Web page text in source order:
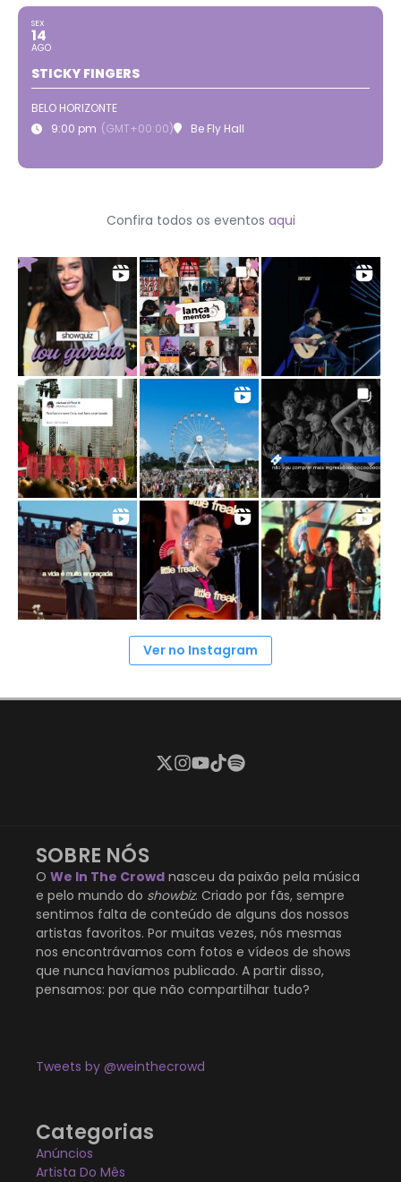
SEX
14
AGO
STICKY FINGERS
BELO HORIZONTE
9:00 pm (GMT+00:00) Be Fly Hall
Confira todos os eventos aqui
Ver no Instagram
SOBRE NÓS
O We In The Crowd nasceu da paixão pela música
e pelo mundo do showbiz. Criado por fãs, sempre
sentimos falta de conteúdo de alguns dos nossos
artistas favoritos. Por muitas vezes, nós mesmas
nos encontrávamos com fotos e vídeos de shows
que nunca havíamos publicado. A partir disso,
pensamos: por que não compartilhar tudo?
Tweets by @weinthecrowd
Categorias
Anúncios
Artista Do Mês